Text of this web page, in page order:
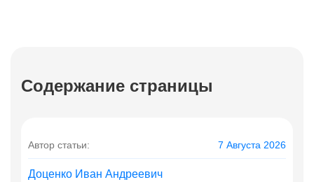
Содержание страницы
Автор статьи: 7 Августа 2026
Доценко Иван Андреевич